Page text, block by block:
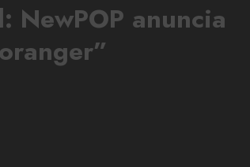
NewPOP anuncia